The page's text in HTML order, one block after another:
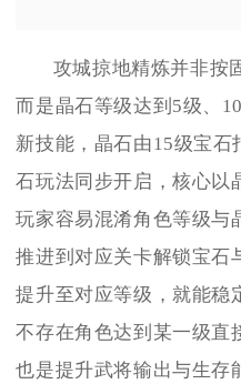
攻城掠地精炼并非按
而是晶石等级达到5级、
新技能，晶石由15级宝石
石玩法同步开启，核心以
玩家容易混淆角色等级与
推进到对应关卡解锁宝石
提升至对应等级，就能稳
不存在角色达到某一级直
也是提升武将输出与生存